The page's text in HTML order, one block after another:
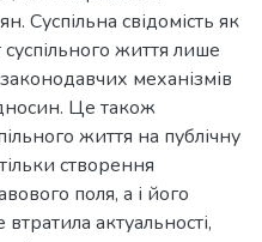
Суспільна свідомість як
життя лише
механізмів
Це також
життя на публічну
створення
поля, а і його
актуальності,